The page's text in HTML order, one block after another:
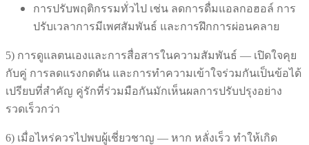
การปรับพฤติกรรมทั่วไป เช่น ลดการดื่มแอลกอฮอล์ การ
ปรับเวลาการมีเพศสัมพันธ์ และการฝึกการผ่อนคลาย
5) การดูแลตนเองและการสื่อสารในความสัมพันธ์ — เปิดใจคุย
กับคู่ การลดแรงกดดัน และการทำความเข้าใจร่วมกันเป็นข้อได้
เปรียบที่สำคัญ คู่รักที่ร่วมมือกันมักเห็นผลการปรับปรุงอย่าง
รวดเร็วกว่า
6) เมื่อไหร่ควรไปพบผู้เชี่ยวชาญ — หาก หลั่งเร็ว ทำให้เกิด